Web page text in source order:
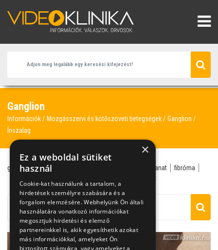
Ganglion
Információk Mozgásszervi és kötőszöveti betegségek
Ganglion
Ínszalag
ganglion reumatológus daganat
fibróma
jóindulatú daganat
×
Ez a weboldal sütiket
használ
Cookie-kat használunk a tartalom, a
hirdetések személyre szabására és a
forgalom elemzésére. Webhelyünk Ön általi
használatára vonatkozó információkat
megosztjuk hirdetési és elemző
partnereinkkel is, akik egyesíthetik azokat
más információkkal, amelyeket Ön
biztosított számukra, vagy amelyeket a